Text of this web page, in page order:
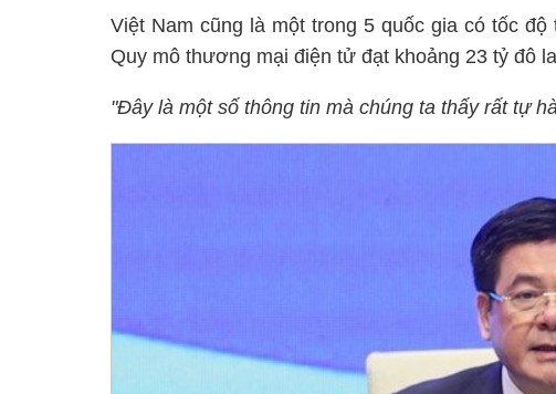
Việt Nam cũng là một trong 5 quốc gia có tốc
Quy mô thương mại điện tử đạt khoảng 23 tỷ đô
"Đây là một số thông tin mà chúng ta thấy rất tự